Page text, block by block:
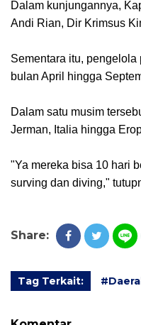
Dalam kunjungannya,
Andi Rian, Dir Krimsus
Sementara itu,
bulan April hingga
Dalam satu musim
Jerman, Italia hingga
"Ya mereka bisa 10 hari
surving dan diving,"
Share:
Tag Terkait: